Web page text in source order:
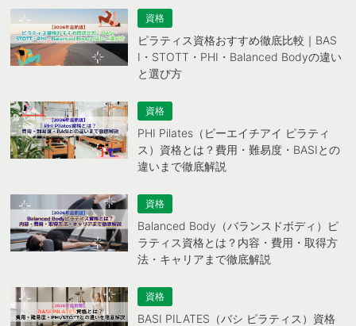
資格
ピラティス資格おすすめ徹底比較｜BAS
I・STOTT・PHI・Balanced Bodyの違い
と選び方
資格
PHI Pilates（ピーエイチアイ ピラティ
ス）資格とは？費用・難易度・BASIとの
違いまで徹底解説
資格
Balanced Body（バランスドボディ）ピ
ラティス資格とは？内容・費用・取得方
法・キャリアまで徹底解説
資格
BASI PILATES（バシ ピラティス）資格